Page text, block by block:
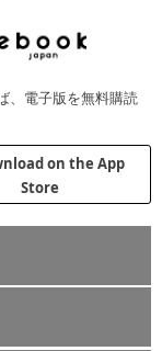
、電子版を無料購読